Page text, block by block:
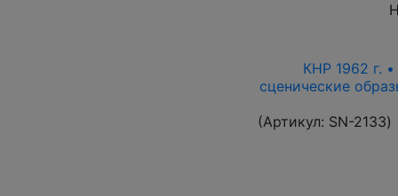
КНР 1962 г. •
сценические
(Артикул: SN-2133)